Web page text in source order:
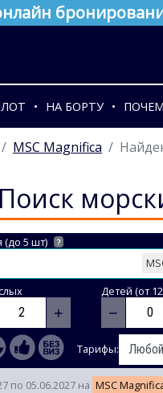
НА БОРТУ
MSC Magnifica
Поиск
(до 5 шт) ?
+
Детей (от
−
Тарифы:
по 05.06.2027 на MSC